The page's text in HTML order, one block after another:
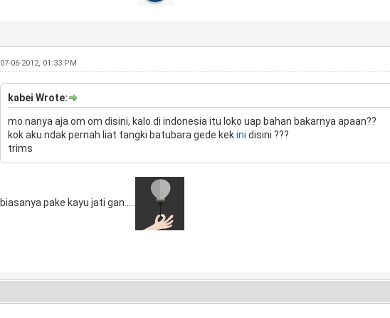
07-06-2012, 01:33 PM
kabei Wrote:
mo nanya aja om om disini, kalo di indonesia itu loko uap bahan bakarnya apaan??
kok aku ndak pernah liat tangki batubara gede kekini disini ???
trims
biasanya pake kayu jati gan.....